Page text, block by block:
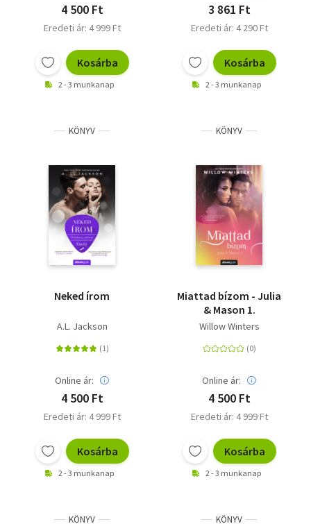
4 500 Ft
Eredeti ár: 4 999 Ft
Kosárba
2 - 3 munkanap
3 861 Ft
Eredeti ár: 4 290 Ft
Kosárba
2 - 3 munkanap
KÖNYV
Neked írom
A.L. Jackson
Online ár:
4 500 Ft
Eredeti ár: 4 999 Ft
Kosárba
2 - 3 munkanap
KÖNYV
Miattad bízom - Julia
& Mason 1.
Willow Winters
Online ár:
4 500 Ft
Eredeti ár: 4 999 Ft
Kosárba
2 - 3 munkanap
KÖNYV KÖNYV